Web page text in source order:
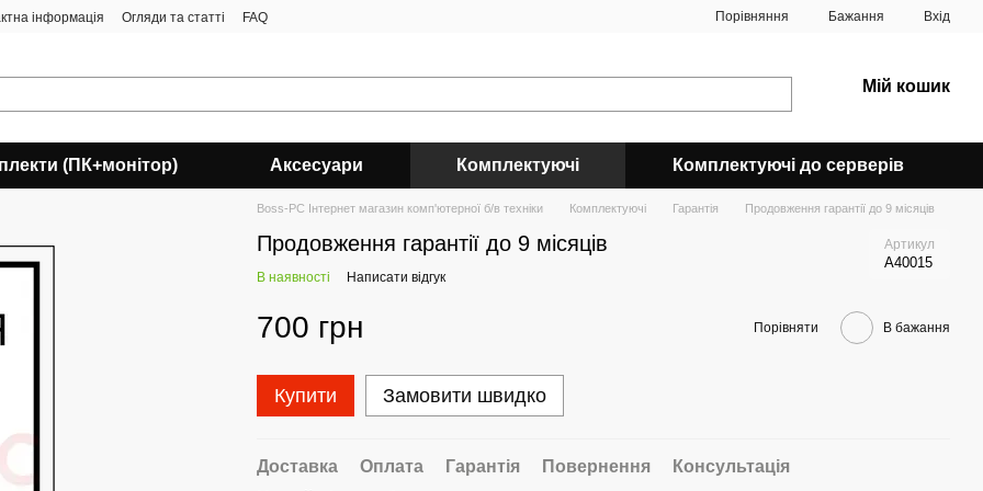
інформація Огляди та статті FAQ Порівняння Бажання Вхід
Мій кошик
(ПК+монітор) Аксесуари Комплектуючі Комплектуючі до серверів
Boss-PC Інтернет магазин комп'ютерної б/в техніки Комплектуючі Гарантія Продовження гарантії до 9 місяців
Продовження гарантії до 9 місяців Артикул
A40015
В наявності Написати відгук
700 грн Порівняти В бажання
Купити Замовити швидко
Доставка Оплата Гарантія Повернення
Консультація